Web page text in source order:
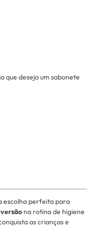
que deseja um sabonete
escolha perfeita para
na rotina de higiene
as crianças e